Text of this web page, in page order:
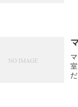
マ
室で開